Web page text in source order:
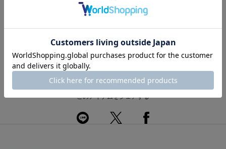
返品・交換について
このアイテムをシェアする